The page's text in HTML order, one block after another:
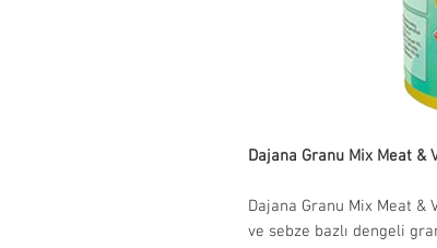
Dajana Granu Mix Meat &
Dajana Granu Mix Meat &
ve sebze bazlı dengeli